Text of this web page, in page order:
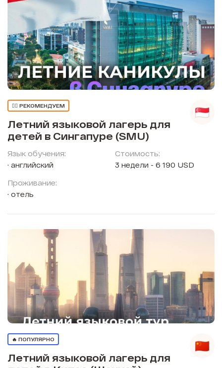
👍🏼 РЕКОМЕНДУЕМ
Летний языковой лагерь для
детей в Сингапуре (SMU)
Язык обучения:
английский
Проживание:
отель
Стоимость:
3 недели - 6 190 USD
🔥 ПОПУЛЯРНО
Летний языковой лагерь для